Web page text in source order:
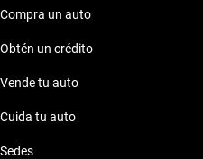
Compra un auto
Obtén un crédito
Vende tu auto
Cuida tu auto
Sedes